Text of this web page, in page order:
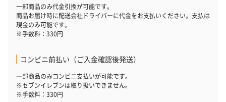
一部商品のみ代金引換が可能です。
商品お届け時に配送会社ドライバーに代金をお支払いください。支払は
現金のみ可能です。
※手数料：330円
コンビニ前払い（ご入金確認後発送）
一部商品のみコンビニ支払いが可能です。
※セブンイレブンは取り扱いできません。
※手数料：330円